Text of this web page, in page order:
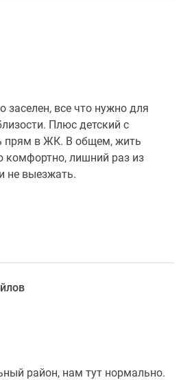
заселен, все что нужно для
Плюс детский с
прям в ЖК. В общем, жить
комфортно, лишний раз из
не выезжать.
район, нам тут нормально.